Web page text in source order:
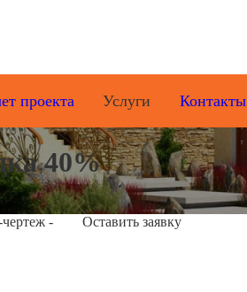
проекта Услуги Контакты
40%
-
Оставить заявку